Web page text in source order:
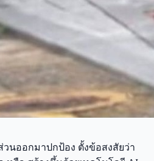
นออกมาปกป้อง ตั้งข้อสงสัยว่า